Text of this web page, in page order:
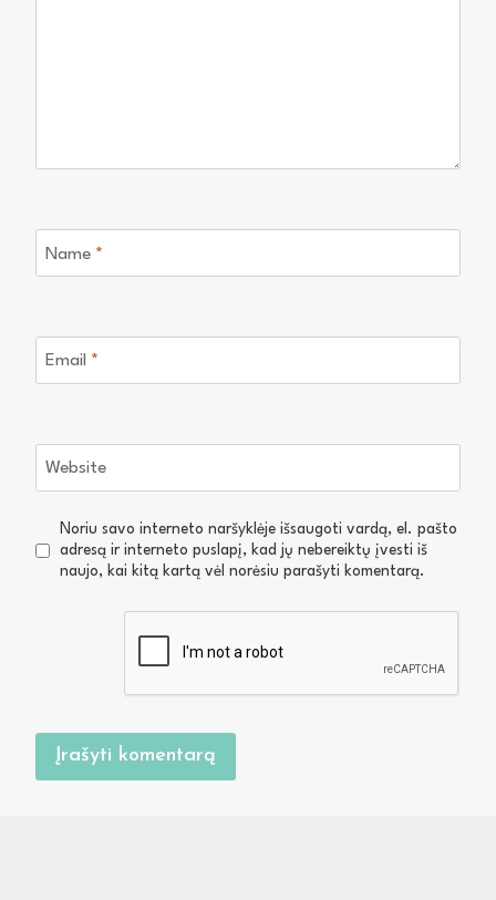
Name *
Email *
Website
Noriu savo interneto naršyklėje išsaugoti vardą, el. pašto
adresą ir interneto puslapį, kad jų nebereiktų įvesti iš
naujo, kai kitą kartą vėl norėsiu parašyti komentarą.